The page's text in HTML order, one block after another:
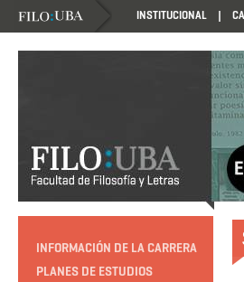
INSTITUCIONAL
HTTP://EDUCACION.FILO.UBA.AR/
INFORMACIÓN DE LA CARRERA
PLANES DE ESTUDIOS